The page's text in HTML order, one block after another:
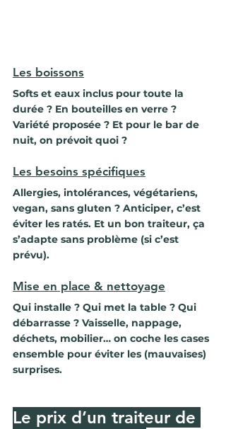
Les boissons
Softs et eaux inclus pour toute la
durée ? En bouteilles en verre ?
Variété proposée ? Et pour le bar de
nuit, on prévoit quoi ?
Les besoins spécifiques
Allergies, intolérances, végétariens,
vegan, sans gluten ? Anticiper, c’est
éviter les ratés. Et un bon traiteur, ça
s’adapte sans problème (si c’est
prévu).
Mise en place & nettoyage
Qui installe ? Qui met la table ? Qui
débarrasse ? Vaisselle, nappage,
déchets, mobilier… on coche les cases
ensemble pour éviter les (mauvaises)
surprises.
Le prix d’un traiteur de